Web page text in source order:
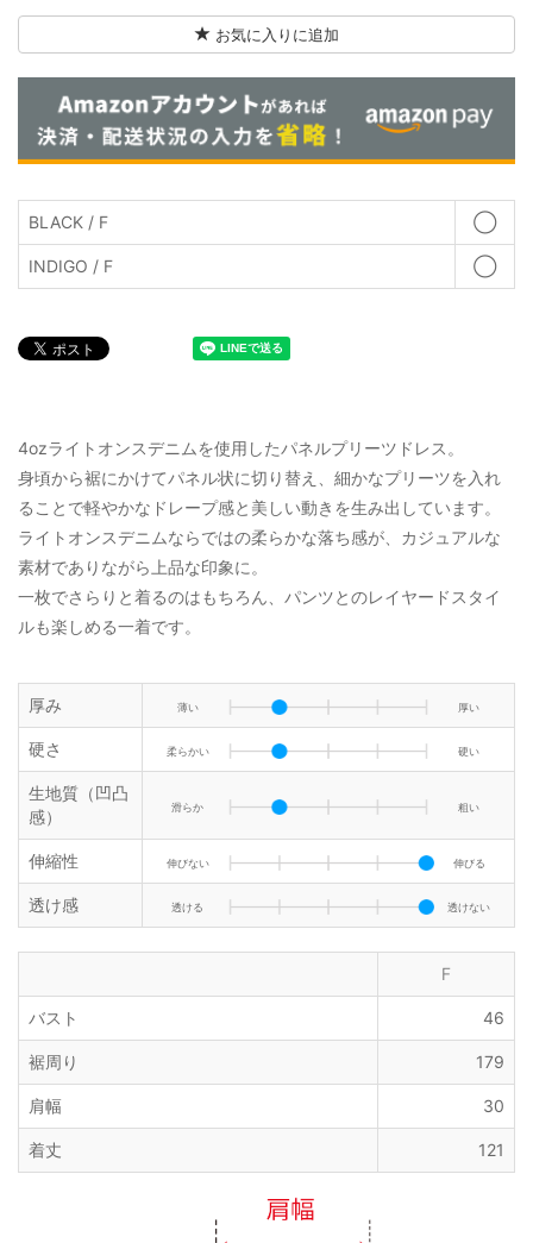
お気に入りに追加
BLACK / F ◯
INDIGO / F ◯
4ozライトオンスデニムを使用したパネルプリーツドレス。
身頃から裾にかけてパネル状に切り替え、細かなプリーツを入れ
ることで軽やかなドレープ感と美しい動きを生み出しています。
ライトオンスデニムならではの柔らかな落ち感が、カジュアルな
素材でありながら上品な印象に。
一枚でさらりと着るのはもちろん、パンツとのレイヤードスタイ
ルも楽しめる一着です。
厚み 薄い 厚い
硬さ 柔らかい 硬い
生地質（凹凸
感）
滑らか 粗い
伸縮性 伸びない 伸びる
透け感 透ける 透けない
F
バスト 46
裾周り 179
肩幅 30
着丈 121